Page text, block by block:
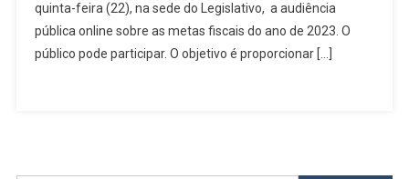
Prefeitura
E
Câmara
Metas
quinta-feira (22), na sede do Legislativo, a audiência
pública online sobre as metas fiscais do ano de 2023. O
público pode participar. O objetivo é proporcionar […]